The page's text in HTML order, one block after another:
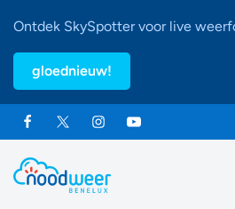
Ontdek SkySpotter voor live
gloednieuw!